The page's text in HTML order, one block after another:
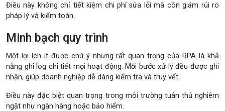
Điều này không chỉ tiết kiệm chi phí sửa lỗi mà còn giảm rủi ro
pháp lý và kiểm toán.
Minh bạch quy trình
Một lợi ích ít được chú ý nhưng rất quan trọng của RPA là khả
năng ghi log chi tiết mọi hoạt động. Mỗi bước xử lý đều được ghi
nhận, giúp doanh nghiệp dễ dàng kiểm tra và truy vết.
Điều này đặc biệt quan trọng trong môi trường tuân thủ nghiêm
ngặt như ngân hàng hoặc bảo hiểm.